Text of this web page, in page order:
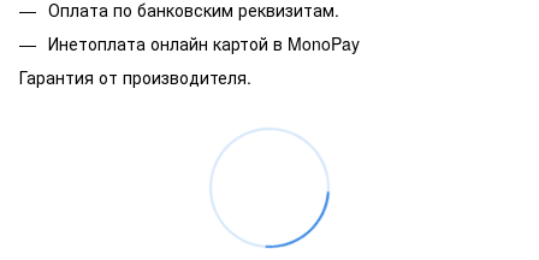
Оплата по банковским реквизитам.
Инетоплата онлайн картой в MonoPay
Гарантия от производителя.